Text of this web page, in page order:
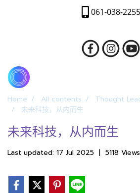
061-038-2255
Home All contents
Thought
未来科技，从内而生
未来科技，从内而生
Last updated: 17 Jul 2025 | 5118 Views